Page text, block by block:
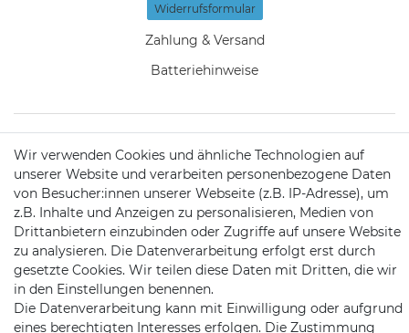
Widerrufs­formular
Zahlung & Versand
Batteriehinweise
KONTAKT
Telefon:09721 / 9453362
Mail:info@satshopping.de
Kopenhagenstr. 4
97424 Schweinfurt
Wir verwenden Cookies und ähnliche Technologien auf
unserer Website und verarbeiten personenbezogene Daten
von Besucher:innen unserer Webseite (z.B. IP-Adresse), um
z.B. Inhalte und Anzeigen zu personalisieren, Medien von
Drittanbietern einzubinden oder Zugriffe auf unsere Website
zu analysieren. Die Datenverarbeitung erfolgt erst durch
gesetzte Cookies. Wir teilen diese Daten mit Dritten, die wir
in den Einstellungen benennen.
Die Datenverarbeitung kann mit Einwilligung oder aufgrund
eines berechtigten Interesses erfolgen. Die Zustimmung